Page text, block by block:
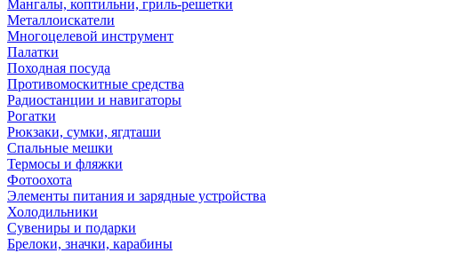
Мангалы, коптильни, гриль-решетки
Металлоискатели
Многоцелевой инструмент
Палатки
Походная посуда
Противомоскитные средства
Радиостанции и навигаторы
Рогатки
Рюкзаки, сумки, ягдташи
Спальные мешки
Термосы и фляжки
Фотоохота
Элементы питания и зарядные устройства
Холодильники
Сувениры и подарки
Брелоки, значки, карабины